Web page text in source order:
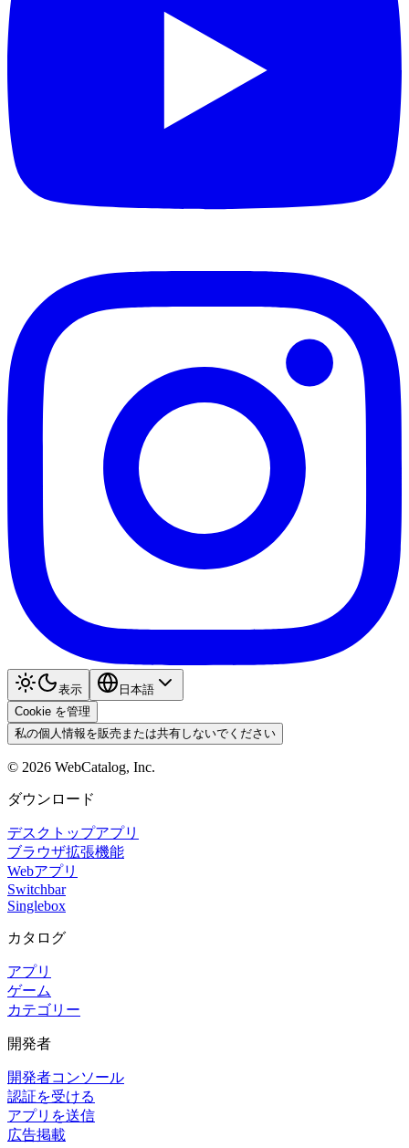
表示
日本語
Cookie を管理
私の個人情報を販売または共有しないでください
© 2026 WebCatalog, Inc.
ダウンロード
デスクトップアプリ
ブラウザ拡張機能
Webアプリ
Switchbar
Singlebox
カタログ
アプリ
ゲーム
カテゴリー
開発者
開発者コンソール
認証を受ける
アプリを送信
広告掲載